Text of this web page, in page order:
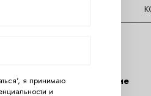
Описание
я принимаю
и